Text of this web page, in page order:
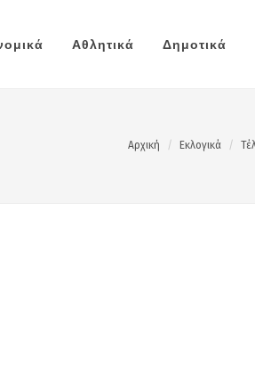
Αθλητικά Δημοτικά
Αρχική Εκλογικά